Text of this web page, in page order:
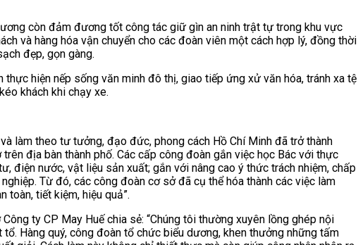
còn đảm đương tốt công tác giữ gìn an ninh trật tự trong khu vực
và hàng hóa vận chuyển cho các đoàn viên một cách hợp lý, đồng thời
đẹp, gọn gàng.
hiện nếp sống văn minh đô thị, giao tiếp ứng xử văn hóa, tránh xa tệ
khách khi chạy xe.
làm theo tư tưởng, đạo đức, phong cách Hồ Chí Minh đã trở thành
địa bàn thành phố. Các cấp công đoàn gắn việc học Bác với thực
điện nước, vật liệu sản xuất; gắn với nâng cao ý thức trách nhiệm, chấp
Từ đó, các công đoàn cơ sở đã cụ thể hóa thành các việc làm
toàn, tiết kiệm, hiệu quả”.
ty CP May Huế chia sẻ: “Chúng tôi thường xuyên lồng ghép nội
Hàng quý, công đoàn tổ chức biểu dương, khen thưởng những tấm